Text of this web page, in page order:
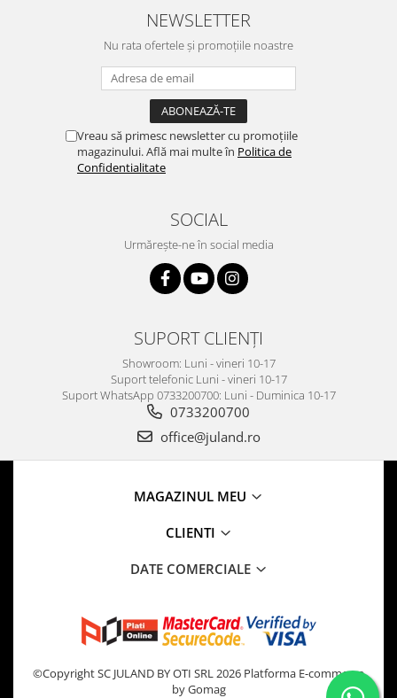
NEWSLETTER
Nu rata ofertele și promoțiile noastre
Vreau să primesc newsletter cu promoțiile
magazinului. Află mai multe în Politica de
Confidentialitate
SOCIAL
Urmărește-ne în social media
SUPORT CLIENȚI
Showroom: Luni - vineri 10-17
Suport telefonic Luni - vineri 10-17
Suport WhatsApp 0733200700: Luni - Duminica 10-17
0733200700
office@juland.ro
MAGAZINUL MEU
CLIENTI
DATE COMERCIALE
©Copyright SC JULAND BY OTI SRL 2026 Platforma E-commerce
by Gomag